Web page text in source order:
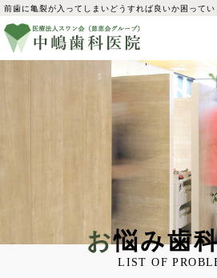
前歯に亀裂が入ってしまいどうすれば良いか困って
お悩み歯
LIST OF